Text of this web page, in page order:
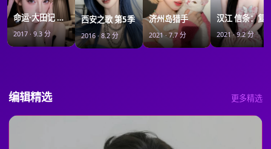
命运·大田记 第4季
2017 · 9.3 分
西安之歌 第5季
2016 ·8.2分
济州岛猎手
2021 · 7.7 分 2021·9.2分
编辑精选 更多精选